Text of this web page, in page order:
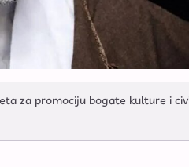
za promociju bogate kulture i